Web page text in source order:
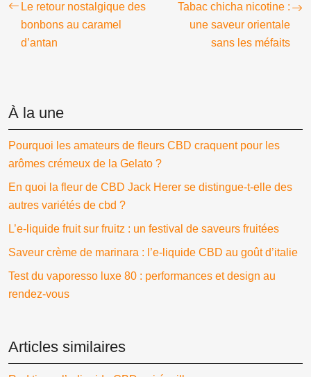
Le retour nostalgique des
bonbons au caramel
d’antan
Tabac chicha nicotine :
une saveur orientale
sans les méfaits
À la une
Pourquoi les amateurs de fleurs CBD craquent pour les
arômes crémeux de la Gelato ?
En quoi la fleur de CBD Jack Herer se distingue-t-elle des
autres variétés de cbd ?
L’e-liquide fruit sur fruitz : un festival de saveurs fruitées
Saveur crème de marinara : l’e-liquide CBD au goût d’italie
Test du vaporesso luxe 80 : performances et design au
rendez-vous
Articles similaires